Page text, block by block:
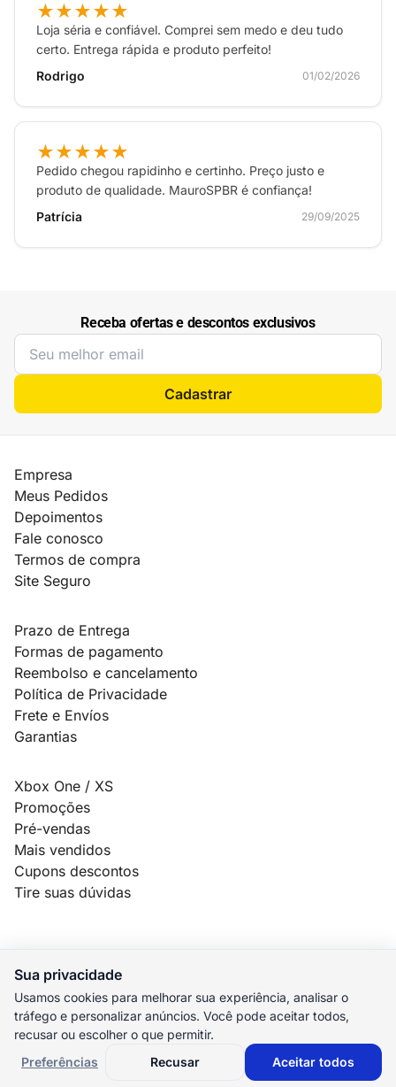
★★★★★
Loja séria e confiável. Comprei sem medo e deu tudo
certo. Entrega rápida e produto perfeito!
Rodrigo
01/02/2026
★★★★★
Pedido chegou rapidinho e certinho. Preço justo e
produto de qualidade. MauroSPBR é confiança!
Patrícia
29/09/2025
Receba ofertas e descontos exclusivos
Cadastrar
Empresa
Meus Pedidos
Depoimentos
Fale conosco
Termos de compra
Site Seguro
Prazo de Entrega
Formas de pagamento
Reembolso e cancelamento
Política de Privacidade
Frete e Envíos
Garantias
Xbox One / XS
Promoções
Pré-vendas
Mais vendidos
Cupons descontos
Tire suas dúvidas
© 2026 MauroSPBR Games. Todos os direitos reservados.
elo HIPER AMEX pix
Preferências de cookies
Sua privacidade
Usamos cookies para melhorar sua experiência, analisar o
tráfego e personalizar anúncios. Você pode aceitar todos,
recusar ou escolher o que permitir.
Preferências
Recusar Aceitar todos